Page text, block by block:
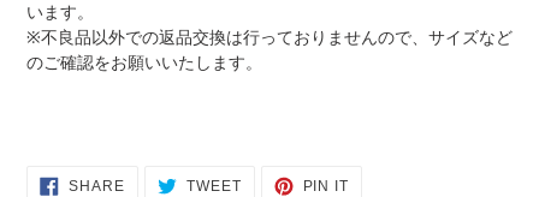
います。
※不良品以外での返品交換は行っておりませんので、サイズなど
のご確認をお願いいたします。
SHARESHARE TWEETTWEET
PIN IT